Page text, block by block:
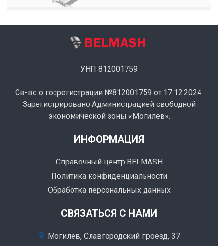
УНП 812001759
Св-во о госрегистрации №812001759 от 17.12.2024.
Зарегистрировано Администрацией свободной
экономической зоны «Могилев».
ИНФОРМАЦИЯ
Справочный центр BELMASH
Политика конфиденциальности
Обработка персональных данных
СВЯЗАТЬСЯ С НАМИ
Могилёв, Славгородский проезд, 37